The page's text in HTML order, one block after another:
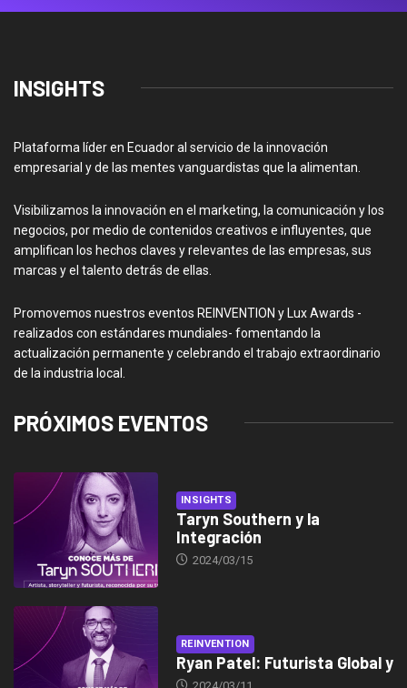
INSIGHTS
Plataforma líder en Ecuador al servicio de la innovación
empresarial y de las mentes vanguardistas que la alimentan.
Visibilizamos la innovación en el marketing, la comunicación y los
negocios, por medio de contenidos creativos e influyentes, que
amplifican los hechos claves y relevantes de las empresas, sus
marcas y el talento detrás de ellas.
Promovemos nuestros eventos REINVENTION y Lux Awards -
realizados con estándares mundiales- fomentando la
actualización permanente y celebrando el trabajo extraordinario
de la industria local.
PRÓXIMOS EVENTOS
INSIGHTS
Taryn Southern y la
Integración
2024/03/15
REINVENTION
Ryan Patel: Futurista Global y